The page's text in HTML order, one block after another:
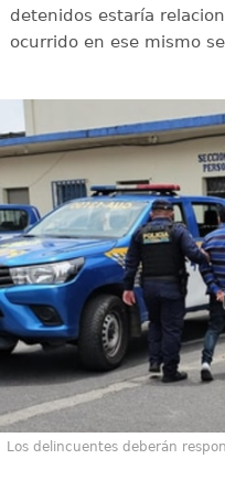
detenidos estaría
ocurrido en ese mismo
Los delincuentes deberán